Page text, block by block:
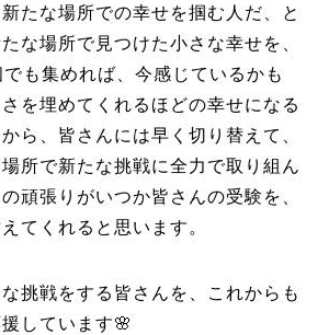
たな場所での幸せを掴む人だ、と
な場所で見つけた小さな幸せを、
も集めれば、今感じているかも
を埋めてくれるほどの幸せになる
ら、皆さんには早く切り替えて、
所で新たな挑戦に全力で取り組ん
頑張りがいつか皆さんの受験を、
てくれると思います。
挑戦をする皆さんを、これからも
しています🌸